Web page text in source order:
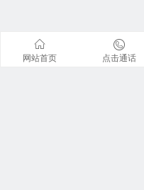
网站首页 点击通话